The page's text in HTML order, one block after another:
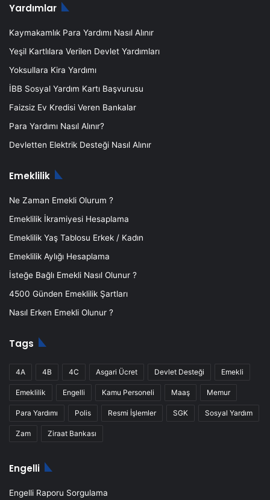
Yardımlar
Kaymakamlık Para Yardımı Nasıl Alınır
Yeşil Kartlılara Verilen Devlet Yardımları
Yoksullara Kira Yardımı
İBB Sosyal Yardım Kartı Başvurusu
Faizsiz Ev Kredisi Veren Bankalar
Para Yardımı Nasıl Alınır?
Devletten Elektrik Desteği Nasıl Alınır
Emeklilik
Ne Zaman Emekli Olurum ?
Emeklilik İkramiyesi Hesaplama
Emeklilik Yaş Tablosu Erkek / Kadın
Emeklilik Aylığı Hesaplama
İsteğe Bağlı Emekli Nasıl Olunur ?
4500 Günden Emeklilik Şartları
Nasıl Erken Emekli Olunur ?
Tags
4A 4B 4C Asgari Ücret Devlet Desteği Emekli
Emeklilik Engelli Kamu Personeli Maaş Memur
Para Yardımı Polis Resmi İşlemler SGK Sosyal Yardım
Zam Ziraat Bankası
Engelli
Engelli Raporu Sorgulama